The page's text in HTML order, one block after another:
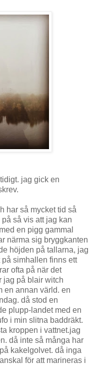
jag gick en
har så mycket tid så
så vis att jag kan
en pigg gammal
närma sig bryggkanten
höjden på tallarna, jag
simhallen finns ett
ofta på när det
jag på blair witch
en annan värld. en
då stod en
plupp-landet med en
i min slitna baddräkt.
kroppen i vattnet.jag
då inte så många har
kakelgolvet. då inga
för att marineras i